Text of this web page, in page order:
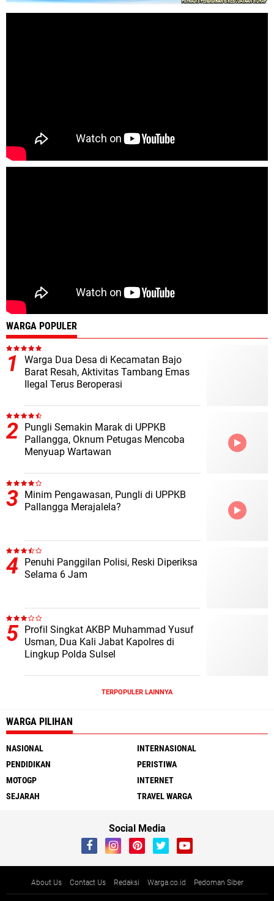
WARGA POPULER
Warga Dua Desa di Kecamatan Bajo
Barat Resah, Aktivitas Tambang Emas
Ilegal Terus Beroperasi
Pungli Semakin Marak di UPPKB
Pallangga, Oknum Petugas Mencoba
Menyuap Wartawan
Minim Pengawasan, Pungli di UPPKB
Pallangga Merajalela?
Penuhi Panggilan Polisi, Reski Diperiksa
Selama 6 Jam
Profil Singkat AKBP Muhammad Yusuf
Usman, Dua Kali Jabat Kapolres di
Lingkup Polda Sulsel
TERPOPULER LAINNYA
WARGA PILIHAN
NASIONAL
INTERNASIONAL
PENDIDIKAN
PERISTIWA
MOTOGP
INTERNET
SEJARAH
TRAVEL WARGA
Social Media
About Us Contact Us Redaksi Warga.co.id Pedoman Siber